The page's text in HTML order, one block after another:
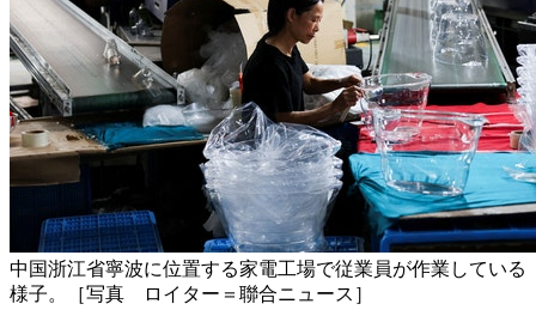
中国浙江省寧波に位置する家電工場で従業員が作業している
様子。［写真 ロイター＝聯合ニュース］